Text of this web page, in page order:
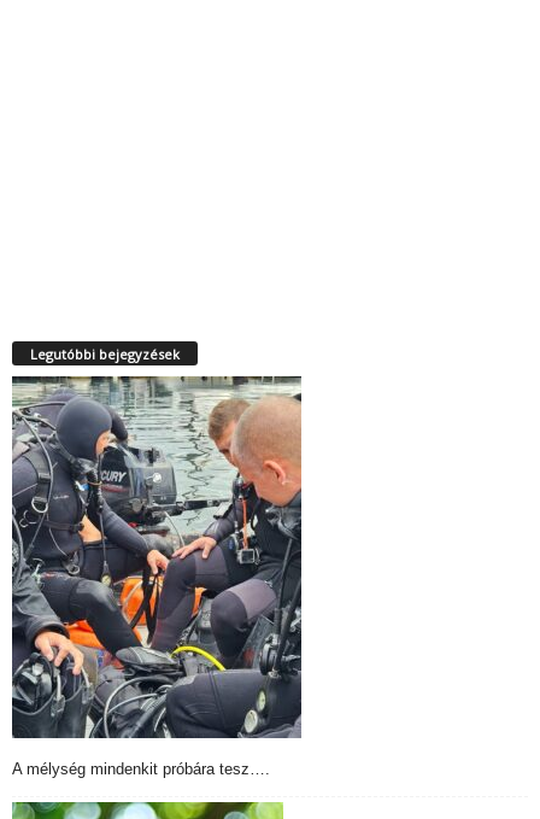
Legutóbbi bejegyzések
A mélység mindenkit próbára tesz….